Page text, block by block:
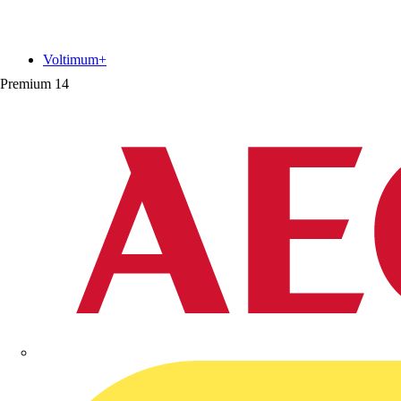
Premium 14
Voltimum+